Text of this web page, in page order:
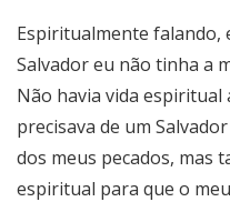
Espiritualmente falando,
Salvador eu não tinha a
Não havia vida espiritual
precisava de um
dos meus pecados, mas
espiritual para que o